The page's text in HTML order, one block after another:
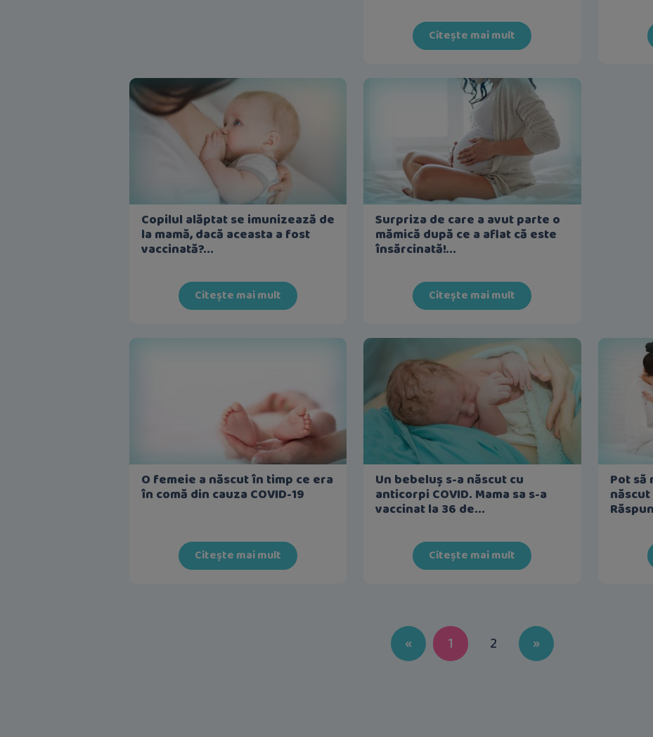
Citește mai mult
Copilul alăptat se imunizează de
la mamă, dacă aceasta a fost
vaccinată?...
Citește mai mult
Surpriza de care a avut parte o
mămică după ce a aflat că este
însărcinată!...
Citește mai mult
O femeie a născut în timp ce era
în comă din cauza COVID-19
Citește mai mult
Un bebeluș s-a născut cu
anticorpi COVID. Mama sa s-a
vaccinat la 36 de...
Citește mai mult
Pot să
«Previous
1 2 »Next